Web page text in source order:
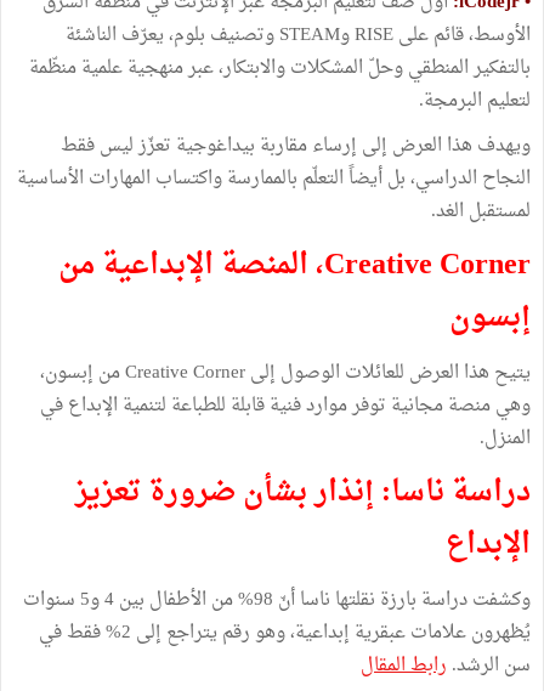
الأوسط، قائم على RISE وSTEAM وتصنيف بلوم، يعرّف الناشئة
بالتفكير المنطقي وحلّ المشكلات والابتكار، عبر منهجية علمية منظّمة
لتعليم البرمجة.
ويهدف هذا العرض إلى إرساء مقاربة بيداغوجية تعزّز ليس فقط
النجاح الدراسي، بل أيضاً التعلّم بالممارسة واكتساب المهارات الأساسية
لمستقبل الغد.
Creative Corner، المنصة الإبداعية من
إبسون
يتيح هذا العرض للعائلات الوصول إلى Creative Corner من إبسون،
وهي منصة مجانية توفر موارد فنية قابلة للطباعة لتنمية الإبداع في
المنزل.
دراسة ناسا: إنذار بشأن ضرورة تعزيز
الإبداع
وكشفت دراسة بارزة نقلتها ناسا أنّ 98% من الأطفال بين 4 و5 سنوات
يُظهرون علامات عبقرية إبداعية، وهو رقم يتراجع إلى 2% فقط في
سن الرشد. رابط المقال